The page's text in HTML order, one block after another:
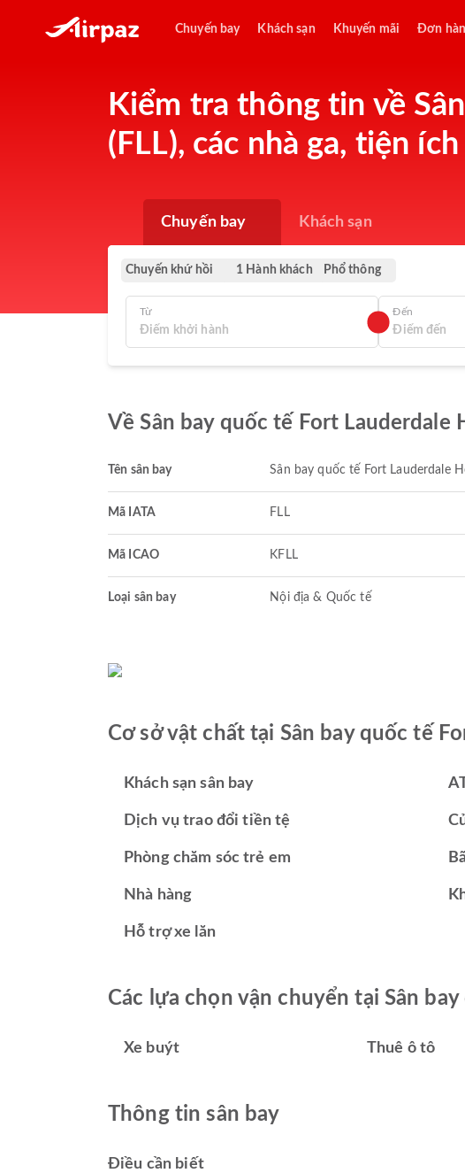
Chuyến bay Khách sạn Khuyến mãi Đơn
Kiểm tra thông tin về
(FLL), các nhà ga, tiện
Chuyến bay Khách sạn
Chuyến khứ hồi 1 Hành khách Phổ thông
Từ Đến
Về Sân bay quốc tế Fort Lauderdale
Tên sân bay Sân bay quốc tế Fort Lauderdale
Mã IATA FLL
Mã ICAO KFLL
Loại sân bay Nội địa & Quốc tế
Cơ sở vật chất tại Sân bay quốc tế
Khách sạn sân bay
Dịch vụ trao đổi tiền tệ
Phòng chăm sóc trẻ em
Nhà hàng
Hỗ trợ xe lăn
Các lựa chọn vận chuyển tại Sân
Xe buýt Thuê ô tô
Thông tin sân bay
Điều cần biết